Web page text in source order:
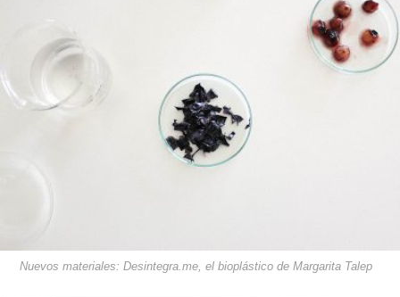
Nuevos materiales: Desintegra.me, el bioplástico de Margarita Talep